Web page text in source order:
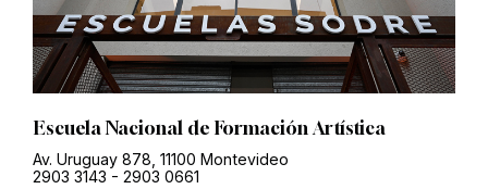
Escuela Nacional de Formación Artística
Av. Uruguay 878, 11100 Montevideo
2903 3143 - 2903 0661